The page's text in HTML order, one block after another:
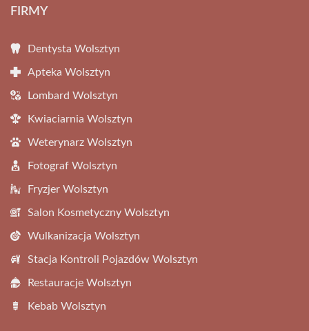
FIRMY
Dentysta Wolsztyn
Apteka Wolsztyn
Lombard Wolsztyn
Kwiaciarnia Wolsztyn
Weterynarz Wolsztyn
Fotograf Wolsztyn
Fryzjer Wolsztyn
Salon Kosmetyczny Wolsztyn
Wulkanizacja Wolsztyn
Stacja Kontroli Pojazdów Wolsztyn
Restauracje Wolsztyn
Kebab Wolsztyn